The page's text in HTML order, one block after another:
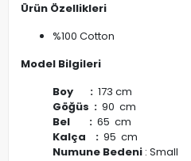
Ürün Özellikleri
%100 Cotton
Model Bilgileri
Boy : 173 cm
Göğüs : 90 cm
Bel : 65 cm
Kalça : 95 cm
Numune Bedeni : Small